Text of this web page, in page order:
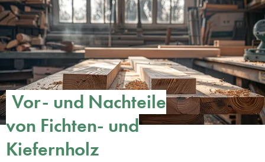
Vor- und Nachteile
von Fichten- und
Kiefernholz